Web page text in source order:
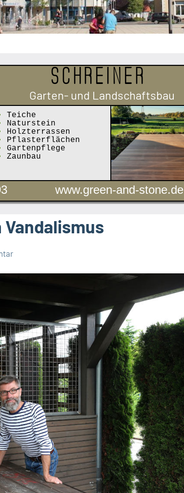
Schreiner
Garten- und Landschaftsbau
Teiche
Naturstein
Holzterrassen
Pflasterflächen
Gartenpflege
Zaunbau
www.green-and-stone.de